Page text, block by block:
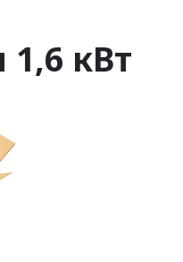
кВт